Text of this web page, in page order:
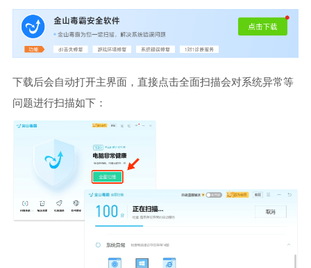
下载后会自动打开主界面，直接点击全面扫描会对系统异常等
问题进行扫描如下：